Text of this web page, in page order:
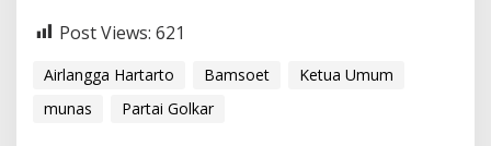
Post Views: 621
Airlangga Hartarto Bamsoet
Ketua Umum
munas
Partai Golkar